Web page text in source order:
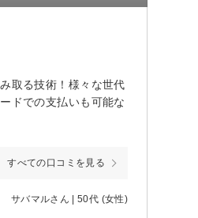
取る技術！様々な世代
ドでの支払いも可能な
すべての口コミを見る
サバマルさん | 50代 (女性)